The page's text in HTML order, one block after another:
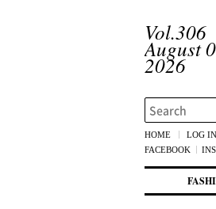
Vol.306
August
2026
Search
HOME LOG IN
FACEBOOK
첫번째 컨텐츠로
두번째 컨텐츠로